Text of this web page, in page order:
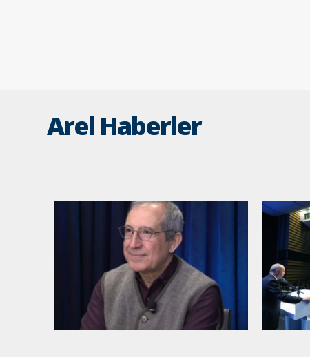
Arel Haberler